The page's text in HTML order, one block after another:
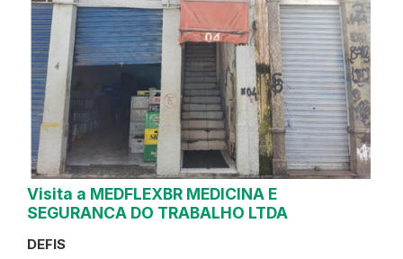
Visita a MEDFLEXBR MEDICINA E
SEGURANCA DO TRABALHO LTDA
DEFIS